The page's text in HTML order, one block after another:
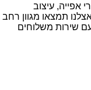
אפייה, עיצוב
אצלנו תמצאו מגוון רחב
שירות משלוחים